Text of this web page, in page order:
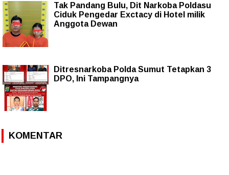
Tak Pandang Bulu, Dit Narkoba Poldasu
Ciduk Pengedar Exctacy di Hotel milik
Anggota Dewan
Ditresnarkoba Polda Sumut Tetapkan 3
DPO, Ini Tampangnya
KOMENTAR